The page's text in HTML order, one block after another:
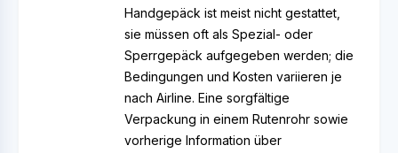
Handgepäck ist meist nicht gestattet,
sie müssen oft als Spezial- oder
Sperrgepäck aufgegeben werden; die
Bedingungen und Kosten variieren je
nach Airline. Eine sorgfältige
Verpackung in einem Rutenrohr sowie
vorherige Information über